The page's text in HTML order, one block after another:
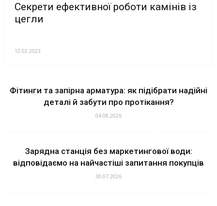
Секрети ефективної роботи камінів із
цегли
12.02.2023
Фітинги та запірна арматура: як підібрати надійні
деталі й забути про протікання?
04.08.2026
Зарядна станція без маркетингової води:
відповідаємо на найчастіші запитання покупців
30.07.2026